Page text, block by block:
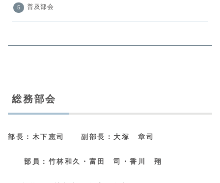
普及部会
総務部会
部長：木下恵司 副部長：大塚 章司
部員：竹林和久・富田 司・香川 翔